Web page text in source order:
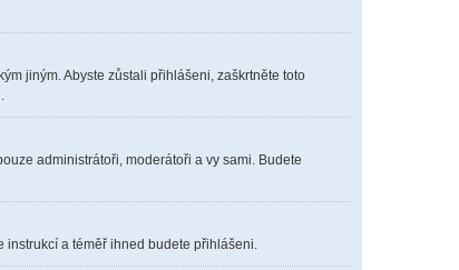
jiným. Abyste zůstali přihlášeni, zaškrtněte toto
administrátoři, moderátoři a vy sami. Budete
instrukcí a téměř ihned budete přihlášeni.